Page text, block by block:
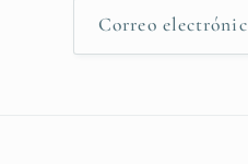
Correo